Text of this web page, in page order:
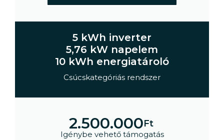
5 kWh inverter
5,76 kW napelem
10 kWh energiatároló
Csúcskategóriás rendszer
2.500.000Ft
Igénybe vehető támogatás